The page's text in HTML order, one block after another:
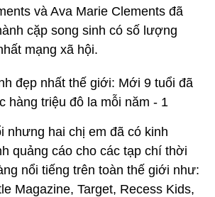
và Ava Marie Clements đã
cặp song sinh có số lượng
mạng xã hội.
nhưng hai chị em đã có kinh
quảng cáo cho các tạp chí thời
nổi tiếng trên toàn thế giới như:
Magazine, Target, Recess Kids,